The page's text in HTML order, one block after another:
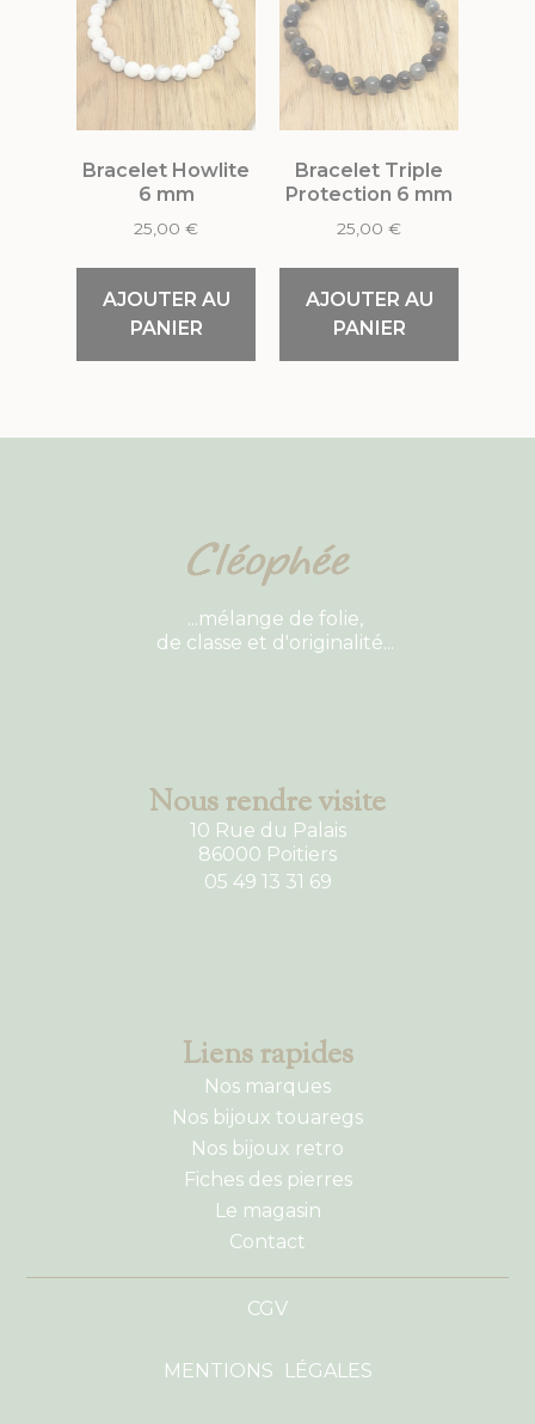
Bracelet Howlite
6 mm
25,00 €
AJOUTER AU
PANIER
Bracelet Triple
Protection 6 mm
25,00 €
AJOUTER AU
PANIER
...mélange de folie,
de classe et d'originalité...
Nous rendre visite
10 Rue du Palais
86000 Poitiers
05 49 13 31 69
Liens rapides
Nos marques
Nos bijoux touaregs
Nos bijoux retro
Fiches des pierres
Le magasin
Contact
CGV
MENTIONS LÉGALES